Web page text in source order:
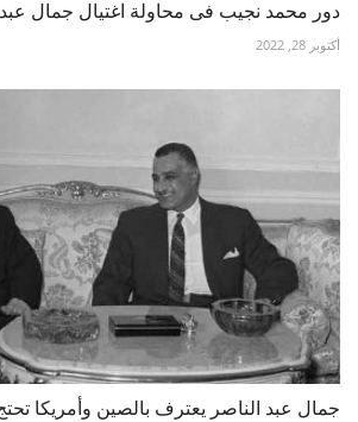
دور محمد نجيب فى محاولة اغتيال جمال عبد
أكتوبر 28, 2022
جمال عبد الناصر يعترف بالصين وأمريكا